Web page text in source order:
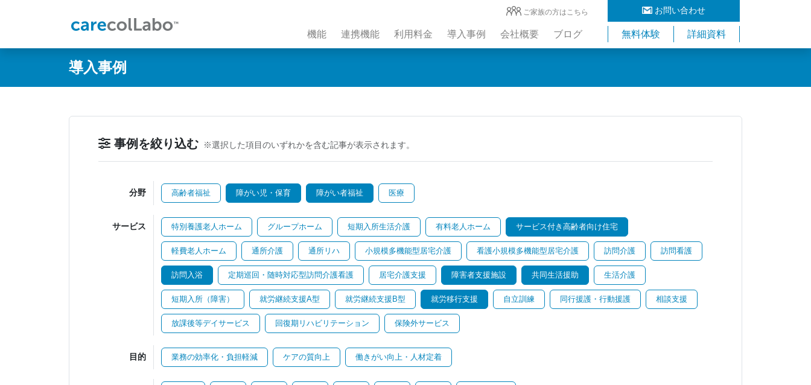
お問い合わせ
ご家族の方はこちら
機能 連携機能 利用料金 導入事例 会社概要 ブログ 無料体験 詳細資料
導入事例
事例を絞り込む ※選択した項目のいずれかを含む記事が表示されます。
分野 高齢者福祉 障がい児・保育 障がい者福祉 医療
サービス 特別養護老人ホーム グループホーム 短期入所生活介護 有料老人ホーム サービス付き高齢者向け住宅
軽費老人ホーム 通所介護 通所リハ 小規模多機能型居宅介護 看護小規模多機能型居宅介護 訪問介護 訪問看護
訪問入浴 定期巡回・随時対応型訪問介護看護 居宅介護支援 障害者支援施設 共同生活援助 生活介護
短期入所（障害） 就労継続支援A型 就労継続支援B型 就労移行支援 自立訓練 同行援護・行動援護 相談支援
放課後等デイサービス 回復期リハビリテーション 保険外サービス
目的 業務の効率化・負担軽減 ケアの質向上 働きがい向上・人材定着